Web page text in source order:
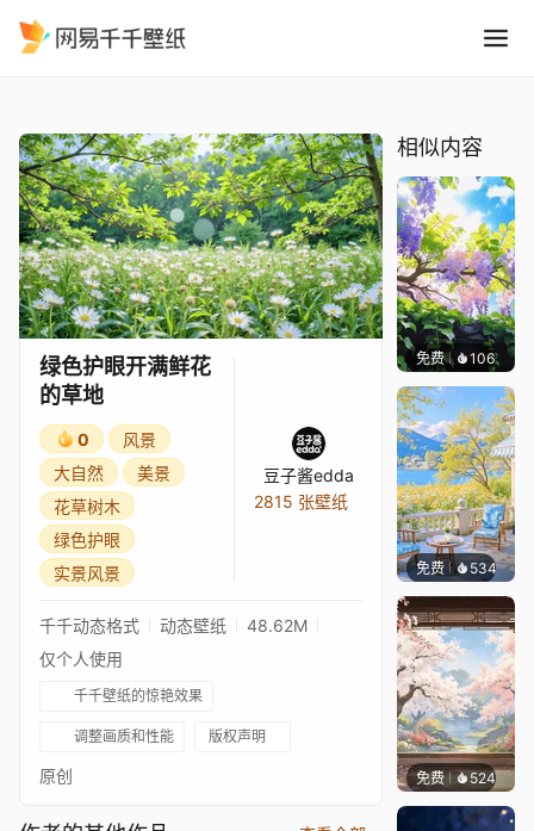
绿色护眼开满鲜花
的草地
0
风景
大自然
美景
花草树木
绿色护眼
实景风景
豆子酱edda
2815 张壁纸
千千动态格式 动态壁纸
48.62M
仅个人使用
千千壁纸的惊艳效果
调整画质和性能 版权声明
原创
相似内容
免费 106渔小小
免费 534豆子
免费 524渔小小